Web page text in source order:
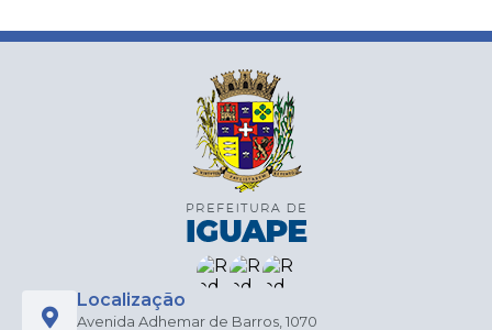
Localização
Avenida Adhemar de Barros, 1070